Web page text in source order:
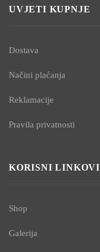
UVJETI KUPNJE
Dostava
Načini plaćanja
Reklamacije
Pravila privatnosti
KORISNI LINKOVI
Shop
Galerija